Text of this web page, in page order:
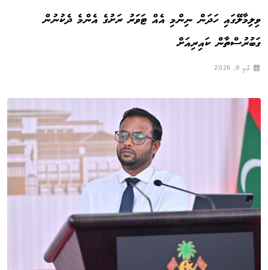
ވިލިމާލޭގައި ހަދަން ނިންމި އެއް ޓަވަރު ރަށުގެ އެންމެ ދެކުނުން
ގަބުރުސްތާން ކައިރިއަށް
މެއި 9, 2026